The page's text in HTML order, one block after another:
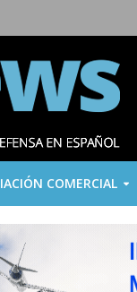
COMERCIAL